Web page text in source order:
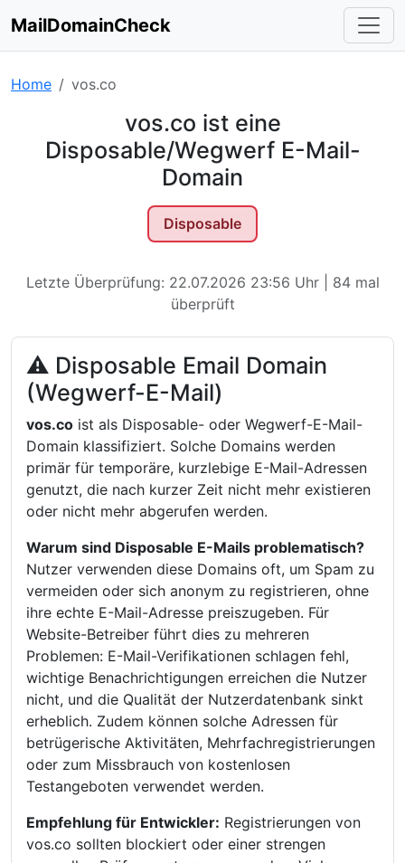
MailDomainCheck
Home vos.co
vos.co ist eine
Disposable/Wegwerf E-Mail-
Domain
Disposable
Letzte Überprüfung: 22.07.2026 23:56 Uhr | 84 mal
überprüft
⚠ Disposable Email Domain
(Wegwerf-E-Mail)
vos.co ist als Disposable- oder Wegwerf-E-Mail-
Domain klassifiziert. Solche Domains werden
primär für temporäre, kurzlebige E-Mail-Adressen
genutzt, die nach kurzer Zeit nicht mehr existieren
oder nicht mehr abgerufen werden.
Warum sind Disposable E-Mails problematisch?
Nutzer verwenden diese Domains oft, um Spam zu
vermeiden oder sich anonym zu registrieren, ohne
ihre echte E-Mail-Adresse preiszugeben. Für
Website-Betreiber führt dies zu mehreren
Problemen: E-Mail-Verifikationen schlagen fehl,
wichtige Benachrichtigungen erreichen die Nutzer
nicht, und die Qualität der Nutzerdatenbank sinkt
erheblich. Zudem können solche Adressen für
betrügerische Aktivitäten, Mehrfachregistrierungen
oder zum Missbrauch von kostenlosen
Testangeboten verwendet werden.
Empfehlung für Entwickler: Registrierungen von
vos.co sollten blockiert oder einer strengen